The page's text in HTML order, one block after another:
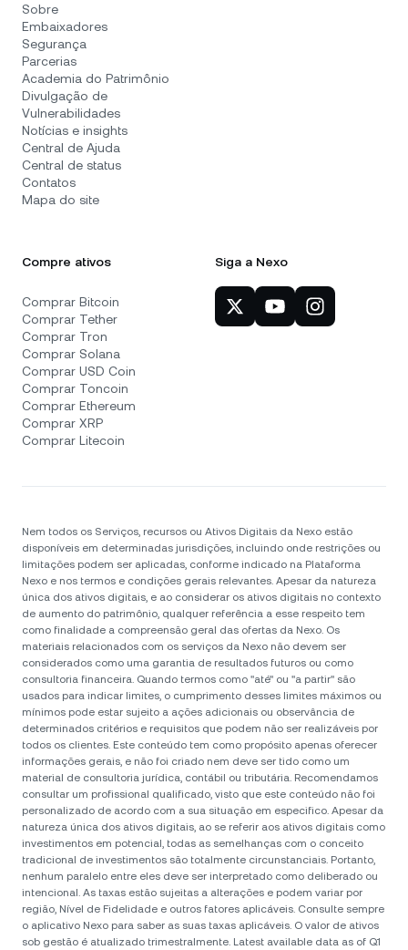
Sobre
Embaixadores
Segurança
Parcerias
Academia do Patrimônio
Divulgação de
Vulnerabilidades
Notícias e insights
Central de Ajuda
Central de status
Contatos
Mapa do site
Compre ativos
Comprar Bitcoin
Comprar Tether
Comprar Tron
Comprar Solana
Comprar USD Coin
Comprar Toncoin
Comprar Ethereum
Comprar XRP
Comprar Litecoin
Siga a Nexo
Nem todos os Serviços, recursos ou Ativos Digitais da Nexo estão
disponíveis em determinadas jurisdições, incluindo onde restrições ou
limitações podem ser aplicadas, conforme indicado na Plataforma
Nexo e nos termos e condições gerais relevantes. Apesar da natureza
única dos ativos digitais, e ao considerar os ativos digitais no contexto
de aumento do patrimônio, qualquer referência a esse respeito tem
como finalidade a compreensão geral das ofertas da Nexo. Os
materiais relacionados com os serviços da Nexo não devem ser
considerados como uma garantia de resultados futuros ou como
consultoria financeira. Quando termos como "até" ou "a partir" são
usados para indicar limites, o cumprimento desses limites máximos ou
mínimos pode estar sujeito a ações adicionais ou observância de
determinados critérios e requisitos que podem não ser realizáveis por
todos os clientes. Este conteúdo tem como propósito apenas oferecer
informações gerais, e não foi criado nem deve ser tido como um
material de consultoria jurídica, contábil ou tributária. Recomendamos
consultar um profissional qualificado, visto que este conteúdo não foi
personalizado de acordo com a sua situação em especifico. Apesar da
natureza única dos ativos digitais, ao se referir aos ativos digitais como
investimentos em potencial, todas as semelhanças com o conceito
tradicional de investimentos são totalmente circunstanciais. Portanto,
nenhum paralelo entre eles deve ser interpretado como deliberado ou
intencional. As taxas estão sujeitas a alterações e podem variar por
região, Nível de Fidelidade e outros fatores aplicáveis. Consulte sempre
o aplicativo Nexo para saber as suas taxas aplicáveis. O valor de ativos
sob gestão é atualizado trimestralmente. Latest available data as of Q1